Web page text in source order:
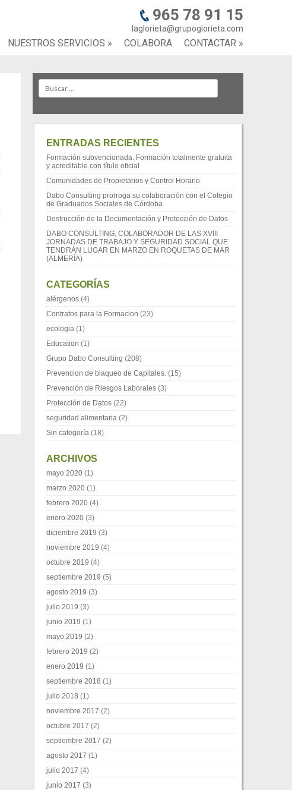
965 78 91 15
laglorieta@grupoglorieta.com
CONTACTAR »
COLABORA
NUESTROS SERVICIOS »
Search
ENTRADAS RECIENTES
Formación subvencionada. Formación totalmente gratuita
y acreditable con título oficial
Comunidades de Propietarios y Control Horario
Dabo Consulting prorroga su colaboración con el Colegio
de Graduados Sociales de Córdoba
Destrucción de la Documentación y Protección de Datos
DABO CONSULTING, COLABORADOR DE LAS XVIII
JORNADAS DE TRABAJO Y SEGURIDAD SOCIAL QUE
TENDRÁN LUGAR EN MARZO EN ROQUETAS DE MAR
(ALMERÍA)
CATEGORÍAS
alérgenos (4)
Contratos para la Formacion (23)
ecologia (1)
Education (1)
Grupo Dabo Consulting (208)
Prevencion de blaqueo de Capitales. (15)
Prevención de Riesgos Laborales (3)
Protección de Datos (22)
seguridad alimentaria (2)
Sin categoría (18)
ARCHIVOS
mayo 2020 (1)
marzo 2020 (1)
febrero 2020 (4)
enero 2020 (3)
diciembre 2019 (3)
noviembre 2019 (4)
octubre 2019 (4)
septiembre 2019 (5)
agosto 2019 (3)
julio 2019 (3)
junio 2019 (1)
mayo 2019 (2)
febrero 2019 (2)
enero 2019 (1)
septiembre 2018 (1)
julio 2018 (1)
noviembre 2017 (2)
octubre 2017 (2)
septiembre 2017 (2)
agosto 2017 (1)
julio 2017 (4)
junio 2017 (3)